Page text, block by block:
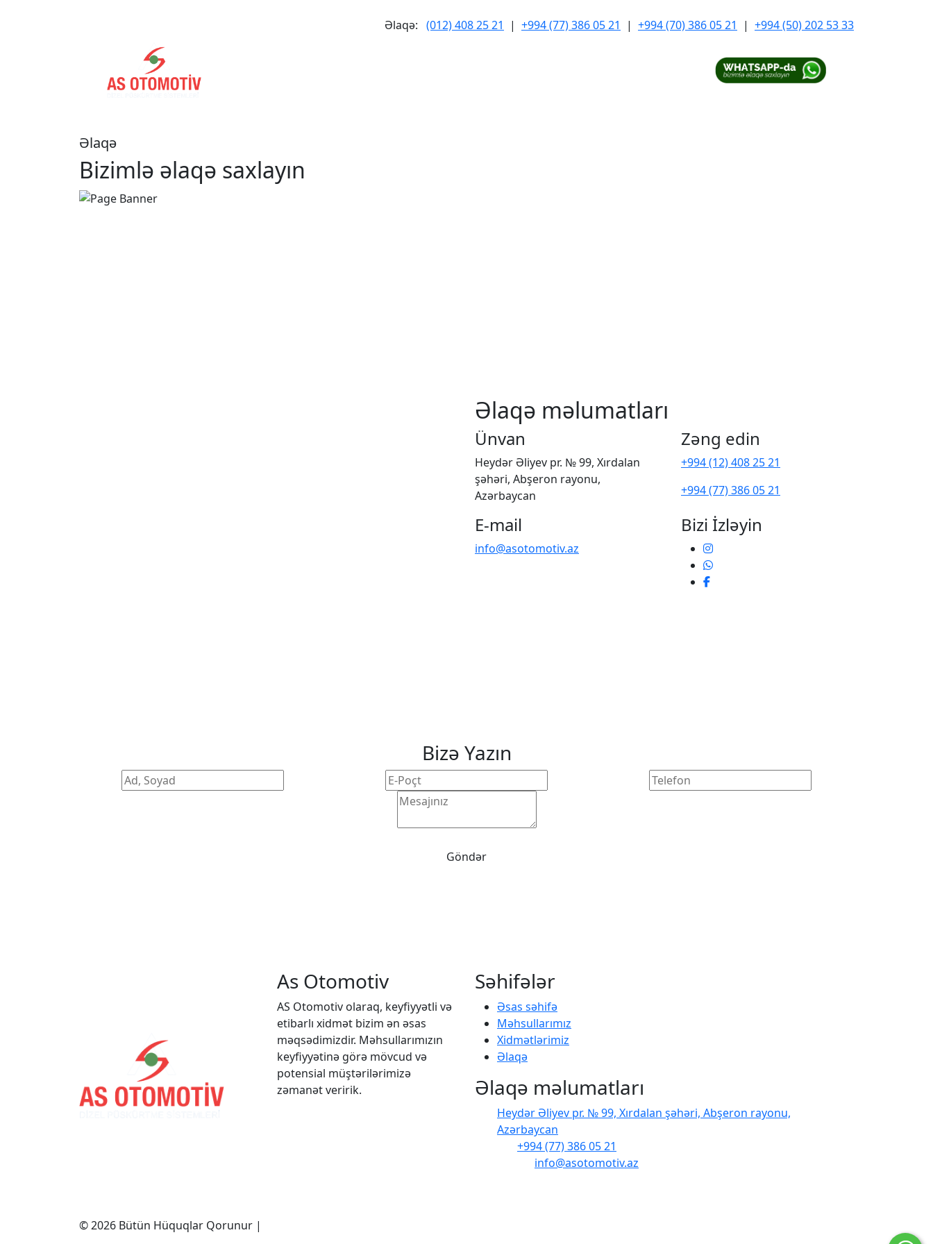
Əlaqə: (012) 408 25 21 | +994 (77) 386 05 21 | +994 (70) 386 05 21 | +994 (50) 202 53 33
Əlaqə
Bizimlə əlaqə saxlayın
Əlaqə məlumatları
Ünvan
Heydər Əliyev pr. № 99, Xırdalan
şəhəri, Abşeron rayonu,
Azərbaycan
Zəng edin
+994 (12) 408 25 21
+994 (77) 386 05 21
E-mail
info@asotomotiv.az
Bizi İzləyin
Bizə Yazın
Göndər
As Otomotiv
AS Otomotiv olaraq, keyfiyyətli və
etibarlı xidmət bizim ən əsas
məqsədimizdir. Məhsullarımızın
keyfiyyətinə görə mövcud və
potensial müştərilərimizə
zəmanət veririk.
Səhifələr
Əsas səhifə
Məhsullarımız
Xidmətlərimiz
Əlaqə
Əlaqə məlumatları
Heydər Əliyev pr. № 99, Xırdalan şəhəri, Abşeron rayonu,
Azərbaycan
+994 (77) 386 05 21
info@asotomotiv.az
© 2026 Bütün Hüquqlar Qorunur |